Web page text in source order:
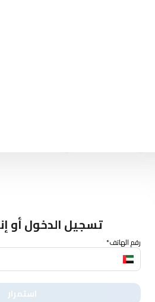
تسجيل الدخول أو
رقم الهاتف*
استمرار